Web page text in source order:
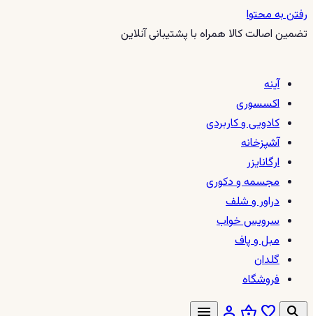
رفتن به محتوا
تضمین اصالت کالا همراه با پشتیبانی آنلاین
آینه
اکسسوری
کادویی و کاربردی
آشپزخانه
ارگانایزر
مجسمه و دکوری
دراور و شلف
سرویس خواب
مبل و پاف
گلدان
فروشگاه
search
favorite
shopping_basket
person
menu